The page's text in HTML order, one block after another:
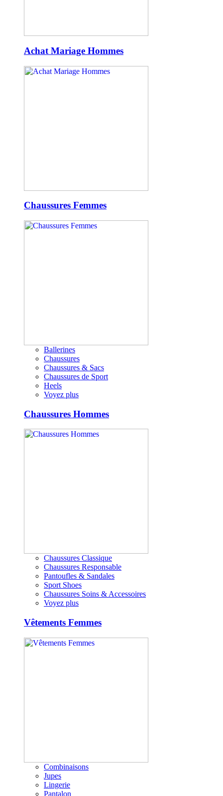
Achat Mariage Hommes
Chaussures Femmes
Ballerines
Chaussures
Chaussures & Sacs
Chaussures de Sport
Heels
Voyez plus
Chaussures Hommes
Chaussures Classique
Chaussures Responsable
Pantoufles & Sandales
Sport Shoes
Chaussures Soins & Accessoires
Voyez plus
Vêtements Femmes
Combinaisons
Jupes
Lingerie
Pantalon